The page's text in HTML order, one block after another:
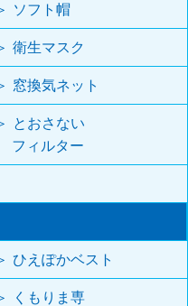
ソフト帽
衛生マスク
窓換気ネット
とおさない
フィルター
ひえぽかベスト
くもりま専